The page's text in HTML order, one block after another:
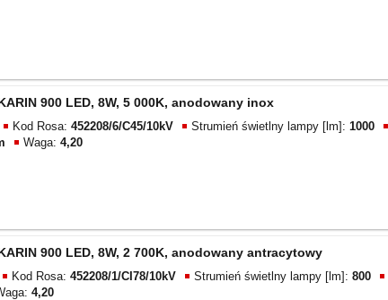
900 LED, 8W, 5 000K, anodowany inox
Kod Rosa: 452208/6/C45/10kV Strumień świetlny lampy [lm]: 1000
Waga: 4,20
900 LED, 8W, 2 700K, anodowany antracytowy
Kod Rosa: 452208/1/CI78/10kV Strumień świetlny lampy [lm]: 800
4,20